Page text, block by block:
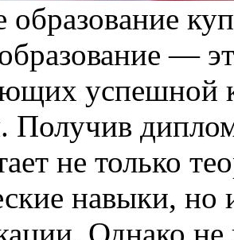
—
успешной
Получив
не только
навыки, но
Однако не